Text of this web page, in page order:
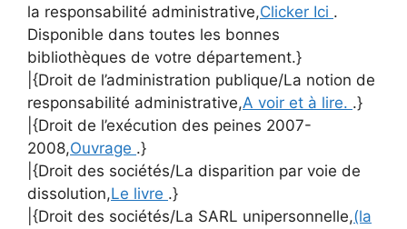
la responsabilité administrative,Clicker Ici .
Disponible dans toutes les bonnes
bibliothèques de votre département.}
|{Droit de l’administration publique/La notion de
responsabilité administrative,A voir et à lire. .}
|{Droit de l’exécution des peines 2007-
2008,Ouvrage .}
|{Droit des sociétés/La disparition par voie de
dissolution,Le livre .}
|{Droit des sociétés/La SARL unipersonnelle,(la